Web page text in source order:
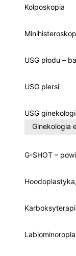
Kolposkopia
USG płodu –
USG piersi
USG
Ginekologia
G-SHOT –